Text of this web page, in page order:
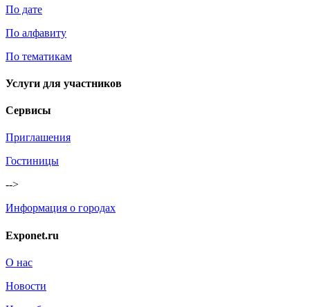
По дате
По алфавиту
По тематикам
Услуги для участников
Сервисы
Приглашения
Гостиницы
-->
Информация о городах
Exponet.ru
О нас
Новости